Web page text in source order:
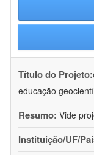
Título do Projeto:
educação
Resumo: Vide
Instituição/UF/